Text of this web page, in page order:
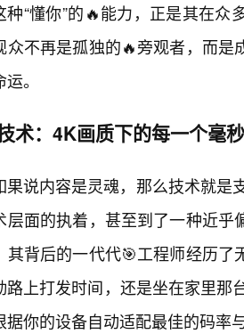
种“懂你”的🔥能力，正是其在
众不再是孤独的🔥旁观者，而
。
术：4K画质下的每一个毫
果说内容是灵魂，那么技术就是
层面的执着，甚至到了一种近
其背后的一代代🎯工程师经历
路上打发时间，还是坐在家里那
据你的设备自动适配最佳的码率